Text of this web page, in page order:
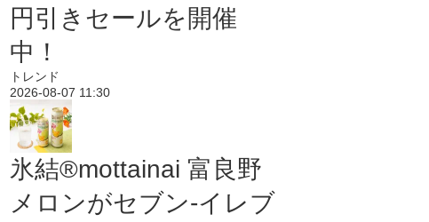
円引きセールを開催
中！
トレンド
2026-08-07 11:30
氷結®mottainai 富良野
メロンがセブン‐イレブ